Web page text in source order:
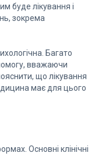
буде лікування і
зокрема
Багато
вважаючи
що лікування
має для цього
Основні клінічні